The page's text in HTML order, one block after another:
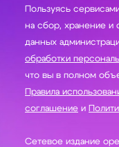
Пользуясь
на сбор, хранение и обработку ваших персональных
данных
обработки
что вы в полном
Правила
соглашение и
Сетевое издание